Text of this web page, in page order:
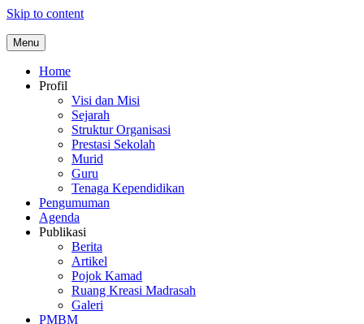
Skip to content
Menu
Home
Profil
Visi dan Misi
Sejarah
Struktur Organisasi
Prestasi Sekolah
Murid
Guru
Tenaga Kependidikan
Pengumuman
Agenda
Publikasi
Berita
Artikel
Pojok Kamad
Ruang Kreasi Madrasah
Galeri
PMBM